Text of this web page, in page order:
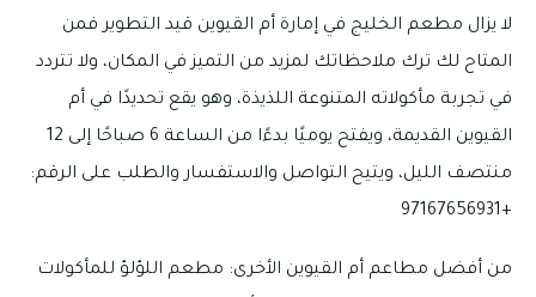
لا يزال مطعم الخليج في إمارة أم القيوين قيد التطوير فمن
المتاح لك ترك ملاحظاتك لمزيد من التميز في المكان، ولا تتردد
في تجربة مأكولاته المتنوعة اللذيذة، وهو يقع تحديدًا في أم
القيوين القديمة، ويفتح يوميًا بدءًا من الساعة 6 صباحًا إلى 12
منتصف الليل، ويتيح التواصل والاستفسار والطلب على الرقم:
+97167656931
من أفضل مطاعم أم القيوين الأخرى: مطعم اللؤلؤ للمأكولات